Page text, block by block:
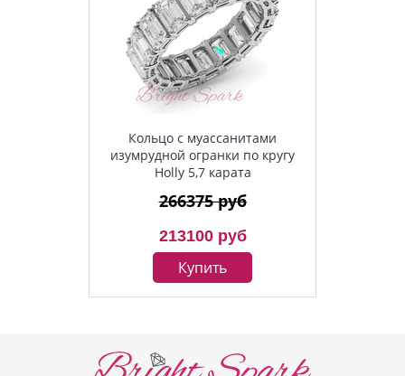
Кольцо с муассанитами
изумрудной огранки по кругу
Holly 5,7 карата
266375 руб
213100 руб
Купить